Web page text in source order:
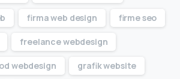
firma web design firme seo
freelance webdesign
webdesign grafik website